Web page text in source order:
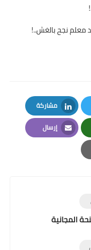
معلم نجح بالغش..!
مشاركة
LinkedIn
إرسال
Email
المجانية